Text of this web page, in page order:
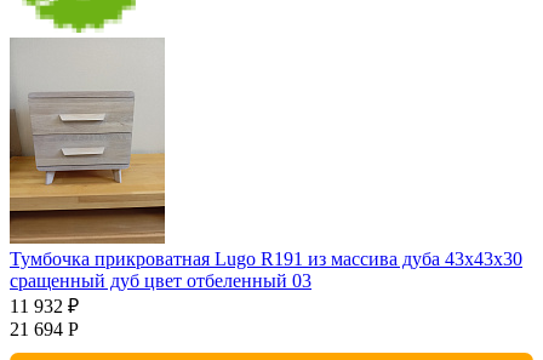
Тумбочка прикроватная Lugo R191 из массива дуба 43х43х30
сращенный дуб цвет отбеленный 03
11 932 ₽
21 694 Р